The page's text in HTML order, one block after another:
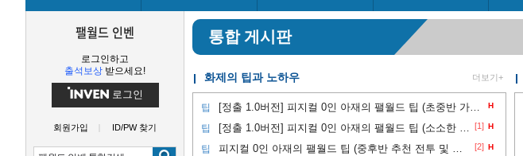
팰월드 인벤
로그인하고
출석보상 받으세요!
로그인
회원가입 ID/PW 찾기
통합 게시판
화제의 팁과 노하우 더보기+
팁 [정출 1.0버전] 피지컬 0인 아재의 팰월드 팁 (초중반 가이드) H
팁 [정출 1.0버전] 피지컬 0인 아재의 팰월드 팁 (소소한 팁들) [1] H
팁 피지컬 0인 아재의 팰월드 팁 (중후반 추천 전투 및 탑승 팰 - 매우 주관적 주의) - [정출 1.0버전] [2] H